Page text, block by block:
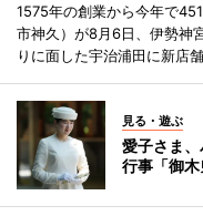
1575年の創業から今年で
市神久）が8月6日、伊勢神
りに面した宇治浦田に新店
見る・遊ぶ
愛子さま
行事「御